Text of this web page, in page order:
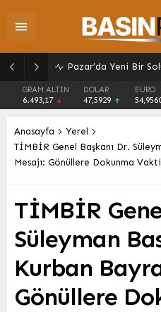
GRAM ALTIN
6.493,17
DOLAR
47,5929
EURO
Anasayfa
Yerel
TİMBİR Genel Başkanı Dr.
Mesajı: Gönüllere Dokunma Vakti
TİMBİR
Süleyman
Kurban
Gönüllere